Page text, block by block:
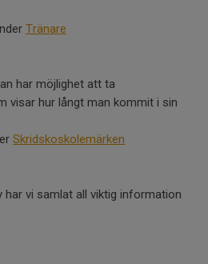
Tränare
har möjlighet att ta
visar hur långt man kommit i sin
Skridskoskolemärken
har vi samlat all viktig information